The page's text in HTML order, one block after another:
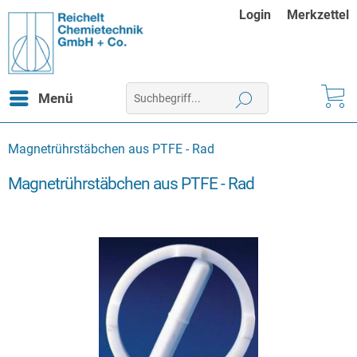
Login Merkzettel
Menü
Magnetrührstäbchen aus PTFE - Rad
Magnetrührstäbchen aus PTFE - Rad